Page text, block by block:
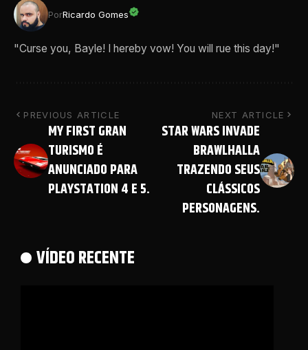
PorRicardo Gomes
"Curse you, Bayle! I hereby vow! You will rue this day!"
PREVIOUS ARTICLE
MY FIRST GRAN
TURISMO É
ANUNCIADO PARA
PLAYSTATION 4 E 5.
NEXT ARTICLE
STAR WARS INVADE
BRAWLHALLA
TRAZENDO SEUS
CLÁSSICOS
PERSONAGENS.
VÍDEO RECENTE